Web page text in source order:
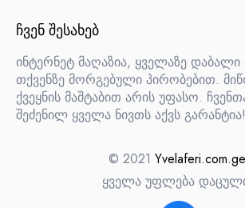
ᲩᲕᲔᲜ ᲨᲔᲡᲐᲮᲔᲑ
ინტერნეტ მაღაზია, ყველაზე დაბალი
თქვენზე მორგებული პირობებით.
ქვეყნის მაშტაბით არის უფასო.
შეძენილ ყველა ნივთს აქვს გარანტია!
© 2021 Yvelaferi.com.ge
ყველა უფლება